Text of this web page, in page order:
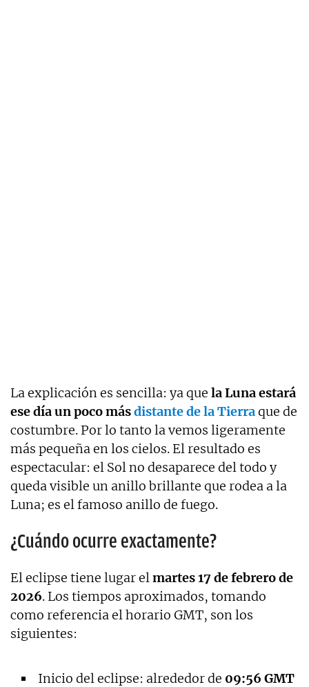
La explicación es sencilla: ya que la Luna estará
ese día un poco másdistante de la Tierraque de
costumbre. Por lo tanto la vemos ligeramente
más pequeña en los cielos. El resultado es
espectacular: el Sol no desaparece del todo y
queda visible un anillo brillante que rodea a la
Luna; es el famoso anillo de fuego.
¿Cuándo ocurre exactamente?
El eclipse tiene lugar el martes 17 de febrero de
2026. Los tiempos aproximados, tomando
como referencia el horario GMT, son los
siguientes:
Inicio del eclipse: alrededor de 09:56 GMT